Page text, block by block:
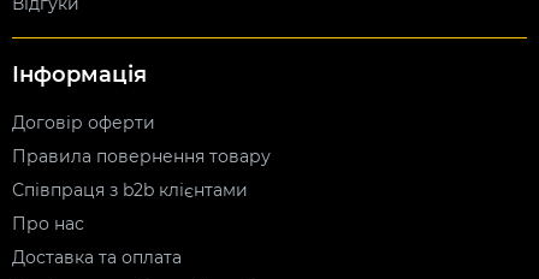
Інформація
Договір оферти
Правила повернення товару
Співпраця з b2b клієнтами
Про нас
Доставка та оплата